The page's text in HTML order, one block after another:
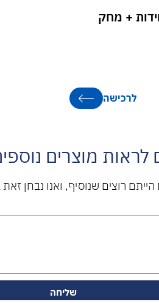
עץ – 25 יחידות + מחק
לרכישה
לראות מוצרים
רוצים שנוסיף, ואנו נבחן
שליחה